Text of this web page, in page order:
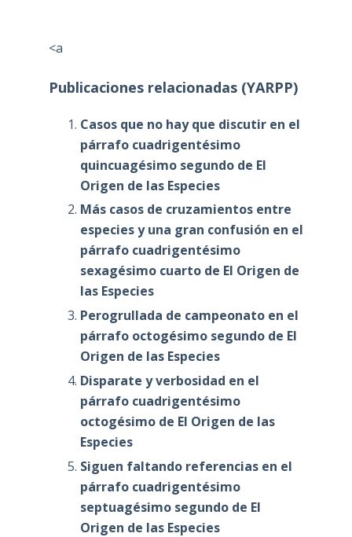
<a
Publicaciones relacionadas (YARPP)
Casos que no hay que discutir en el
párrafo cuadrigentésimo
quincuagésimo segundo de El
Origen de las Especies
Más casos de cruzamientos entre
especies y una gran confusión en el
párrafo cuadrigentésimo
sexagésimo cuarto de El Origen de
las Especies
Perogrullada de campeonato en el
párrafo octogésimo segundo de El
Origen de las Especies
Disparate y verbosidad en el
párrafo cuadrigentésimo
octogésimo de El Origen de las
Especies
Siguen faltando referencias en el
párrafo cuadrigentésimo
septuagésimo segundo de El
Origen de las Especies